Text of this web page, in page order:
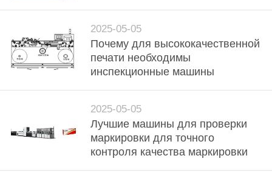
2025-05-05
Почему для высококачественной
печати необходимы
инспекционные машины
2025-05-05
Лучшие машины для проверки
маркировки для точного
контроля качества маркировки